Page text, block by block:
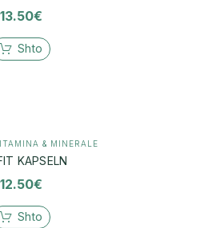
13.50€
Shto
& MINERALE
KAPSELN
12.50€
Shto